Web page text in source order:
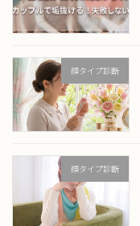
顔タイプ診断
顔タイプ診断